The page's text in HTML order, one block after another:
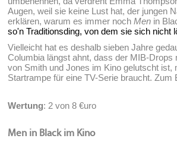
Augen, weil sie keine Lust hat, der jungen
erklären, warum es immer nochMen in
so'n Traditionsding, von dem sie sich nicht
Vielleicht hat es deshalb sieben Jahre
Columbia längst ahnt, dass der MIB-Drops
von Smith und Jones im Kino gelutscht ist,
Startrampe für eine TV-Serie braucht. Zum
Wertung: 2 von 8 €uro
Men in Black im Kino